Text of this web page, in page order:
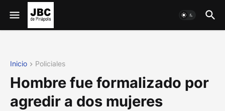
Inicio Policiales
Hombre fue formalizado por
agredir a dos mujeres